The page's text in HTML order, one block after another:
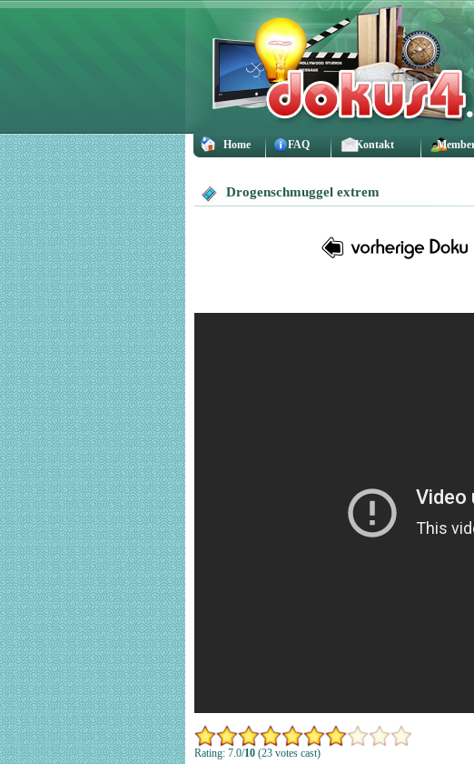
Home FAQ Kontakt
Drogenschmuggel extrem
Rating: 7.0/10 (23 votes cast)